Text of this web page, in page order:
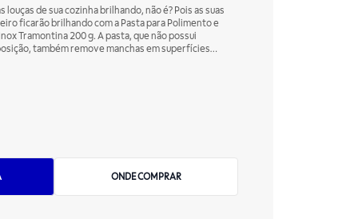
louças de sua cozinha brilhando, não é? Pois as suas
ficarão brilhando com a Pasta para Polimento e
Tramontina 200 g. A pasta, que não possui
também remove manchas em superfícies
ONDE COMPRAR